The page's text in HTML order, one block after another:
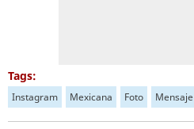
Tags:
Instagram Mexicana Foto Mensaje